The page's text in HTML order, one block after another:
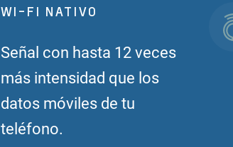
WI-FI NATIVO
Señal con hasta 12 veces
más intensidad que los
datos móviles de tu
teléfono.